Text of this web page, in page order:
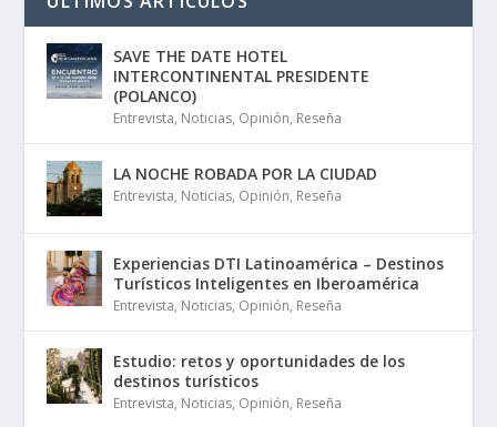
SAVE THE DATE HOTEL
INTERCONTINENTAL PRESIDENTE
(POLANCO)
Entrevista, Noticias, Opinión, Reseña
LA NOCHE ROBADA POR LA CIUDAD
Entrevista, Noticias, Opinión, Reseña
Experiencias DTI Latinoamérica – Destinos
Turísticos Inteligentes en Iberoamérica
Entrevista, Noticias, Opinión, Reseña
Estudio: retos y oportunidades de los
destinos turísticos
Entrevista, Noticias, Opinión, Reseña